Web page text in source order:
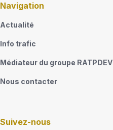
Navigation
Actualité
Info trafic
Médiateur du groupe RATPDEV
Nous contacter
Suivez-nous